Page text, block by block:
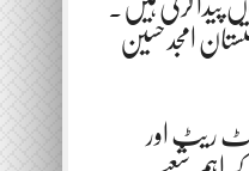
پیدا کرنی ہیں.
امجد حسین
ریٹ اور